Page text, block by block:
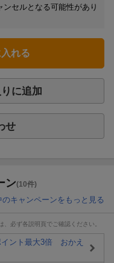
セルとなる可能性があり
れる
に追加
せ
ン(10件)
のキャンペーンをもっと見る
必ず各説明頁でご確認ください。
イント最大3倍 おかえ